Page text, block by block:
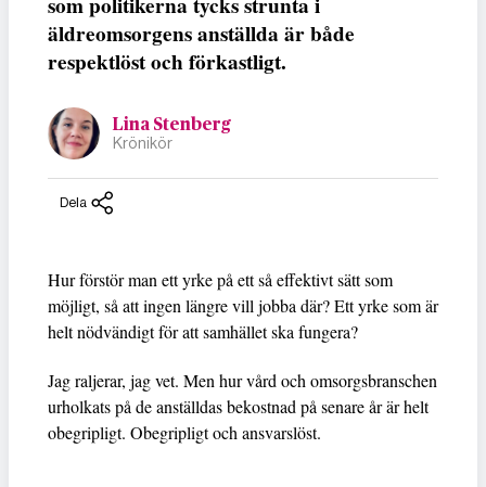
äldreomsorgens anställda är både
respektlöst och förkastligt.
Lina Stenberg
Krönikör
Dela
Hur förstör man ett yrke på ett så effektivt sätt som
möjligt, så att ingen längre vill jobba där? Ett yrke som är
helt nödvändigt för att samhället ska fungera?
Jag raljerar, jag vet. Men hur vård och omsorgsbranschen
urholkats på de anställdas bekostnad på senare år är helt
obegripligt. Obegripligt och ansvarslöst.